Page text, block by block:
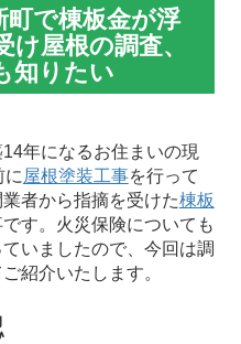
町で棟板金が浮
屋根の調査、
知りたい
年になるお住まいの現
に屋根塗装工事を行って
者から指摘を受けた棟板
す。火災保険についても
いましたので、今回は調
紹介いたします。